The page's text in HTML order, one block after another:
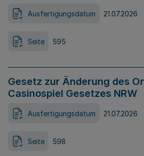
Ausfertigungsdatum 21.07.2026
Seite 595
Gesetz zur Änderung des
Casinospiel Gesetzes NRW
Ausfertigungsdatum 21.07.2026
Seite 598